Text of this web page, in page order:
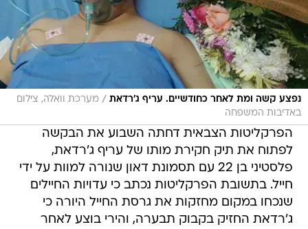
נפצע קשה ומת לאחר כחודשיים. עריף ג'רדאת / מערכת וואלה, צילום
באדיבות המשפחה
הפרקליטות הצבאית דחתה השבוע את הבקשה
לפתוח את תיק חקירת מותו של עריף ג'רדאת,
פלסטיני בן 22 עם תסמונת דאון שנורה למוות על ידי
חייל. בתשובת הפרקליטות נכתב כי עדויות החיילים
שנכחו במקום מחזקות את גרסת החייל היורה כי
ג'רדאת החזיק בקבוק תבערה, והירי בוצע לאחר